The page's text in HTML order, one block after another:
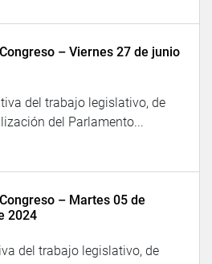
– Viernes 27 de junio
del trabajo legislativo, de
del Parlamento...
– Martes 05 de
2024
del trabajo legislativo, de